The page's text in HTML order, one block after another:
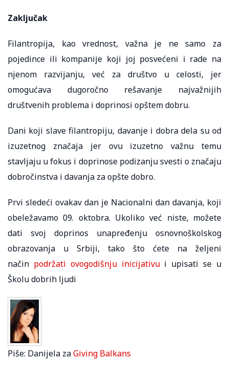
Zaključak
Filantropija, kao vrednost, važna je ne samo za
pojedince ili kompanije koji joj posvećeni i rade na
njenom razvijanju, već za društvo u celosti, jer
omogućava dugoročno rešavanje najvažnijih
društvenih problema i doprinosi opštem dobru.
Dani koji slave filantropiju, davanje i dobra dela su od
izuzetnog značaja jer ovu izuzetno važnu temu
stavljaju u fokus i doprinose podizanju svesti o značaju
dobročinstva i davanja za opšte dobro.
Prvi sledeći ovakav dan je Nacionalni dan davanja, koji
obeležavamo 09. oktobra. Ukoliko već niste, možete
dati svoj doprinos unapređenju osnovnoškolskog
obrazovanja u Srbiji, tako što ćete na željeni
način podržati ovogodišnju inicijativui upisati se u
Školu dobrih ljudi
Piše: Danijela zaGiving Balkans